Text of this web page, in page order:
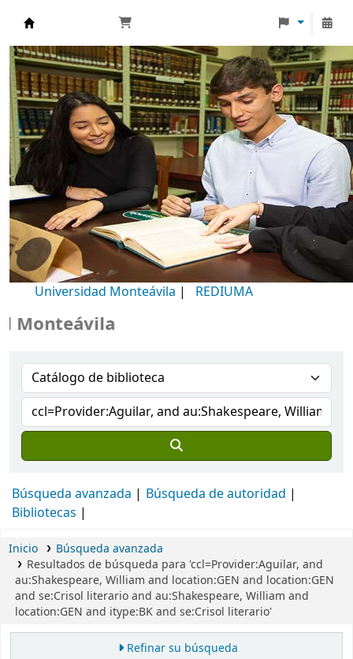
Biblioteca Universidad Monteávila
Universidad Monteávila | REDIUMA
Búsqueda avanzada
Búsqueda de autoridad
Bibliotecas
Inicio
Búsqueda avanzada
Resultados de búsqueda para 'ccl=Provider:Aguilar, and
au:Shakespeare, William and location:GEN and location:GEN
and se:Crisol literario and au:Shakespeare, William and
location:GEN and itype:BK and se:Crisol literario'
Refinar su búsqueda